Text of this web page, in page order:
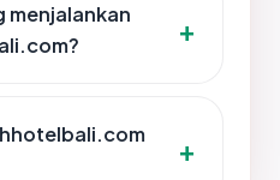
menjalankan